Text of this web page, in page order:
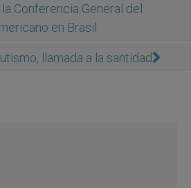
Conferencia General del
en Brasil
llamada a la santidad